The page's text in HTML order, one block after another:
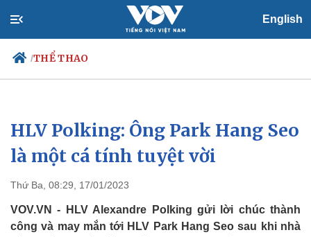
English
/THỂ THAO
Chính trị
Đảng
Tổ chức nhân sự
Nhận diện sự thật
Xã hội
Tin 24h
Dự báo thời tiết
Việc làm
Biển đảo
HLV Polking: Ông Park Hang Seo
là một cá tính tuyệt vời
Thứ Ba, 08:29, 17/01/2023
VOV.VN - HLV Alexandre Polking gửi lời chúc thành
công và may mắn tới HLV Park Hang Seo sau khi nhà